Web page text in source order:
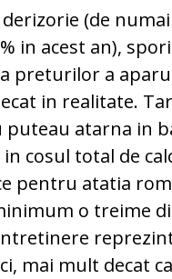
(de numai
in acest an),
preturilor a
in realitate.
puteau atarna in
in cosul total de
pentru atatia
o treime
mai mult decat